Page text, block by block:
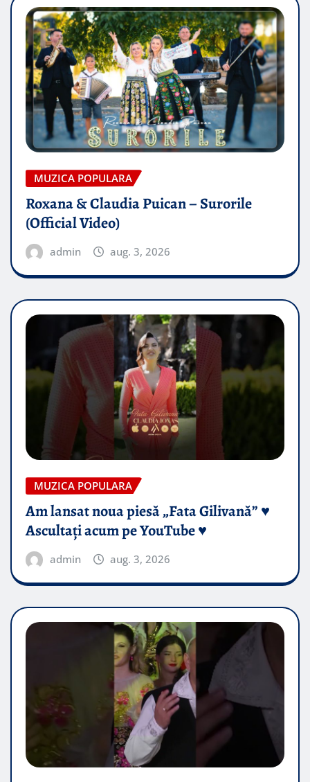
MUZICA POPULARA
Roxana & Claudia Puican – Surorile
(Official Video)
admin aug. 3, 2026
MUZICA POPULARA
Am lansat noua piesă „Fata Gilivană” ♥️
Ascultați acum pe YouTube ♥️
admin aug. 3, 2026